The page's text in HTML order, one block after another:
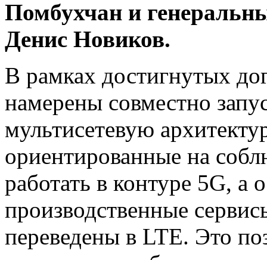
Помбухчан и
Денис Новиков.
В рамках достигнутых
намерены совместно
мультисетевую
ориентированные на
работать в контуре 5G, а
производственные
переведены в LTE. Это